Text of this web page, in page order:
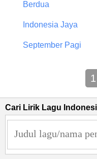
Berdua
Indonesia Jaya
September Pagi
1
Cari Lirik Lagu